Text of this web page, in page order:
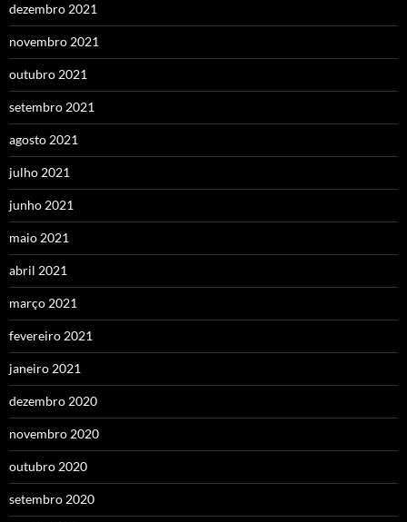
dezembro 2021
novembro 2021
outubro 2021
setembro 2021
agosto 2021
julho 2021
junho 2021
maio 2021
abril 2021
março 2021
fevereiro 2021
janeiro 2021
dezembro 2020
novembro 2020
outubro 2020
setembro 2020